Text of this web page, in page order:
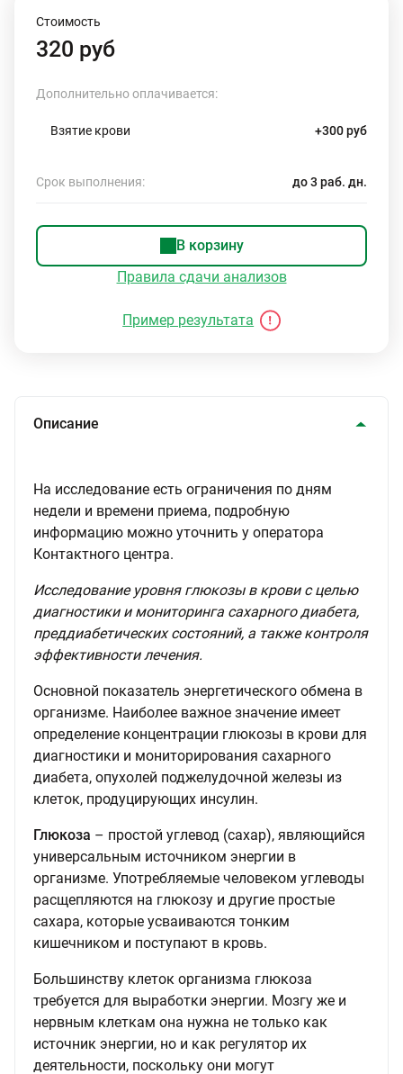
Стоимость
320 руб
Дополнительно оплачивается:
Взятие крови +300 руб
Срок выполнения: до 3 раб. дн.
В корзину
Правила сдачи анализов
Пример результата
Описание
На исследование есть ограничения по дням
недели и времени приема, подробную
информацию можно уточнить у оператора
Контактного центра.
Исследование уровня глюкозы в крови с целью
диагностики и мониторинга сахарного диабета,
преддиабетических состояний, а также контроля
эффективности лечения.
Основной показатель энергетического обмена в
организме. Наиболее важное значение имеет
определение концентрации глюкозы в крови для
диагностики и мониторирования сахарного
диабета, опухолей поджелудочной железы из
клеток, продуцирующих инсулин.
Глюкоза – простой углевод (сахар), являющийся
универсальным источником энергии в
организме. Употребляемые человеком углеводы
расщепляются на глюкозу и другие простые
сахара, которые усваиваются тонким
кишечником и поступают в кровь.
Большинству клеток организма глюкоза
требуется для выработки энергии. Мозгу же и
нервным клеткам она нужна не только как
источник энергии, но и как регулятор их
деятельности, поскольку они могут